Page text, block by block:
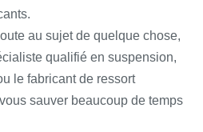
au sujet de quelque chose,
qualifié en suspension,
le fabricant de ressort
sauver beaucoup de temps